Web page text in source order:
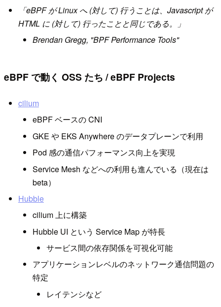
「eBPF が Linux へ (対して) 行うことは、Javascript が
HTML に (対して) 行ったことと同じである。」
Brendan Gregg, "BPF Performance Tools"
eBPF で動く OSS たち / eBPF Projects
cilium
eBPF ベースの CNI
GKE や EKS Anywhere のデータプレーンで利用
Pod 感の通信パフォーマンス向上を実現
Service Mesh などへの利用も進んでいる（現在は
beta）
Hubble
cilium 上に構築
Hubble UI という Service Map が特長
サービス間の依存関係を可視化可能
アプリケーションレベルのネットワーク通信問題の
特定
レイテンシなど